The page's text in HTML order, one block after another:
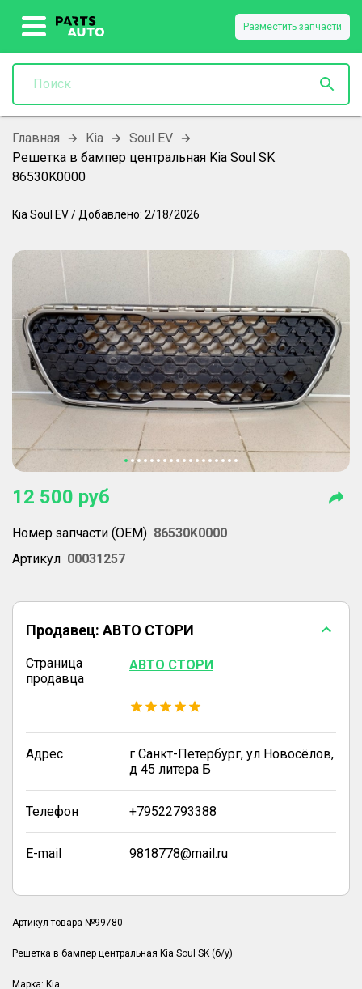
Разместить запчасти
Главная Kia
Soul EV
Решетка в бампер центральная Kia Soul SK
86530K0000
Kia Soul EV/ Добавлено: 2/18/2026
12 500 руб
Номер запчасти (OEM) 86530K0000
Артикул 00031257
Продавец: АВТО СТОРИ
Страница
продавца
АВТО СТОРИ
Адрес
г Санкт-Петербург, ул Новосёлов,
д 45 литера Б
Телефон +79522793388
E-mail 9818778@mail.ru
Артикул товара №99780
Решетка в бампер центральная Kia Soul SK (б/у)
Марка: Kia